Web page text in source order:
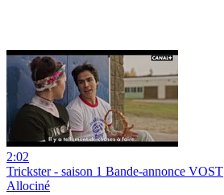
2:02
Trickster - saison 1 Bande-annonce VOST
Allociné